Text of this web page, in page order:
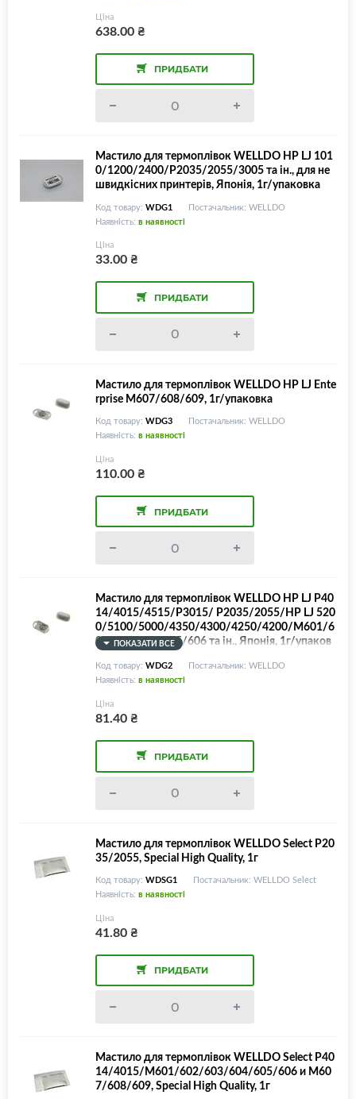
Ціна
638.00₴
ПРИДБАТИ
Мастило для термоплівок WELLDO HP LJ 101
0/1200/2400/P2035/2055/3005 та ін., для не
швидкісних принтерів, Японія, 1г/упаковка
Код товару: WDG1
Постачальник: WELLDO
Наявність: в наявності
Ціна
33.00₴
ПРИДБАТИ
Мастило для термоплівок WELLDO HP LJ Ente
rprise M607/608/609, 1г/упаковка
Код товару: WDG3
Постачальник: WELLDO
Наявність: в наявності
Ціна
110.00₴
ПРИДБАТИ
Мастило для термоплівок WELLDO HP LJ P40
14/4015/4515/P3015/ P2035/2055/HP LJ 520
0/5100/5000/4350/4300/4250/4200/M601/6
02/603/604/605/606 та ін., Японія, 1г/упаков
ка
ПОКАЗАТИ ВСЕ
Код товару: WDG2
Постачальник: WELLDO
Наявність: в наявності
Ціна
81.40₴
ПРИДБАТИ
Мастило для термоплівок WELLDO Select P20
35/2055, Special High Quality, 1г
Код товару: WDSG1
Постачальник: WELLDO Select
Наявність: в наявності
Ціна
41.80₴
ПРИДБАТИ
Мастило для термоплівок WELLDO Select P40
14/4015/M601/602/603/604/605/606 и M60
7/608/609, Special High Quality, 1г